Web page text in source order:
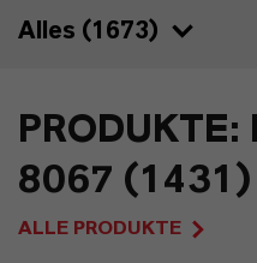
Alles (1673)
1431
50
PRODUKTE:
8067 (1431)
ALLE PRODUKTE